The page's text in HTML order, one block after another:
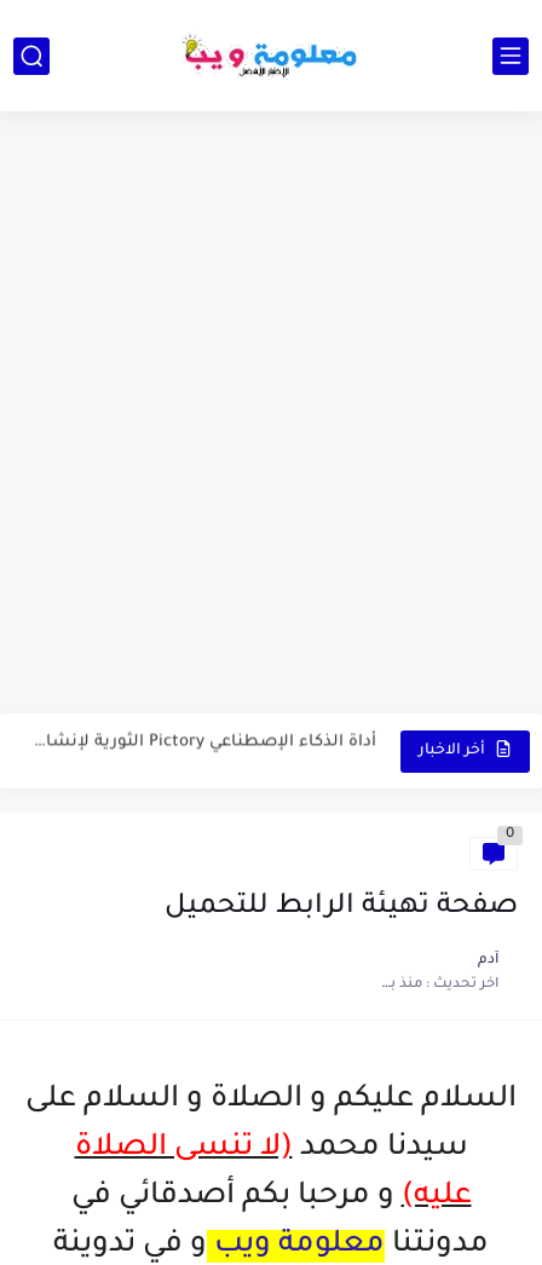
أخر الاخبار أول لابتوب قابل للطي من هواوي! MateBook X Fold Ultimate...
0
صفحة تهيئة الرابط للتحميل
آدم
اخر تحديث :منذ بضع اعوام
السلام عليكم و الصلاة و السلام على
سيدنا محمد(لا تنسى الصلاة
عليه)و مرحبا بكم أصدقائي في
مدونتنا معلومة ويب و في تدوينة